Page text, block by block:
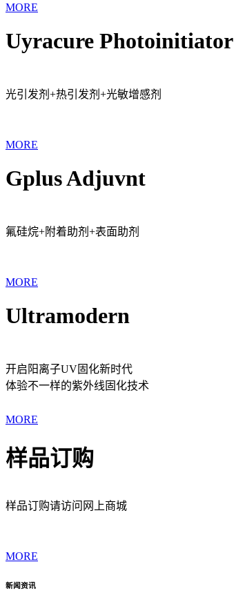
MORE
Uyracure Photoinitiator
光引发剂+热引发剂+光敏增感剂
MORE
Gplus Adjuvnt
氟硅烷+附着助剂+表面助剂
MORE
Ultramodern
开启阳离子UV固化新时代
体验不一样的紫外线固化技术
MORE
样品订购
样品订购请访问网上商城
MORE
新闻资讯